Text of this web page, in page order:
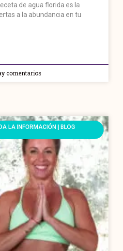
de agua florida es la
a la abundancia en tu
comentarios
LA INFORMACIÓN | BLOG